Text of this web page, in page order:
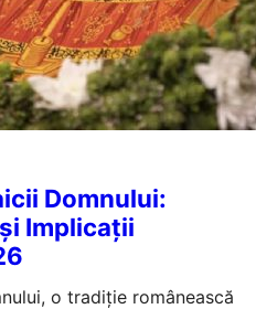
Domnului:
Implicații
o tradiție românească